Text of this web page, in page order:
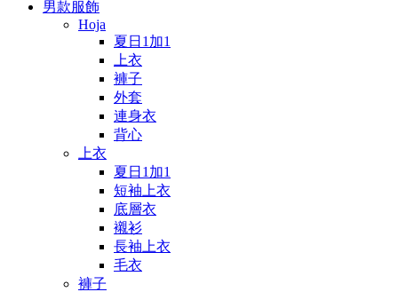
男款服飾
Hoja
夏日1加1
上衣
褲子
外套
連身衣
背心
上衣
夏日1加1
短袖上衣
底層衣
襯衫
長袖上衣
毛衣
褲子